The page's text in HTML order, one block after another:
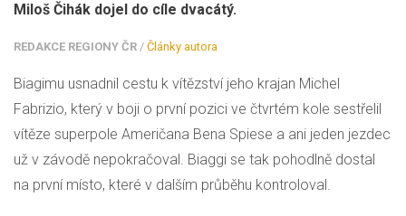
Miloš Čihák dojel do cíle dvacátý.
REDAKCE REGIONY ČR / Články autora
Biagimu usnadnil cestu k vítězství jeho krajan Michel
Fabrizio, který v boji o první pozici ve čtvrtém kole sestřelil
vítěze superpole Američana Bena Spiese a ani jeden jezdec
už v závodě nepokračoval. Biaggi se tak pohodlně dostal
na první místo, které v dalším průběhu kontroloval.